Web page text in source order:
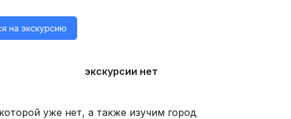
на экскурсию
экскурсии нет
уже нет, а также изучим город